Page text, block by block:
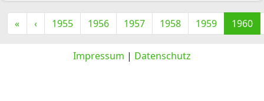
« ‹ 1955 1956 1957 1958 1959 1960
Impressum | Datenschutz